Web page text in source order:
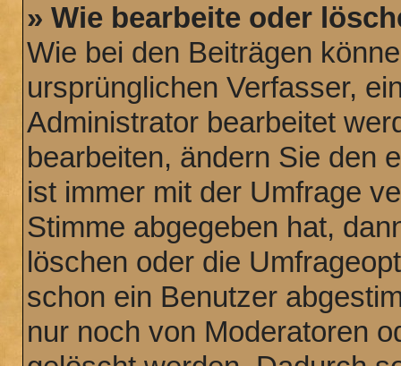
» Wie bearbeite oder
Wie bei den Beiträgen
ursprünglichen Verfasser,
Administrator bearbeitet
bearbeiten, ändern Sie den
ist immer mit der Umfrage
Stimme abgegeben hat,
löschen oder die
schon ein Benutzer
nur noch von Moderatoren